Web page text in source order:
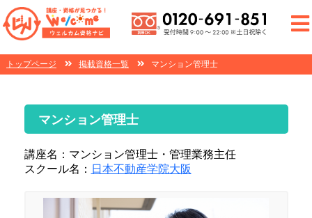
トップページ 掲載資格一覧 マンション管理士
マンション管理士
講座名：マンション管理士・管理業務主任
スクール名： 日本不動産学院大阪